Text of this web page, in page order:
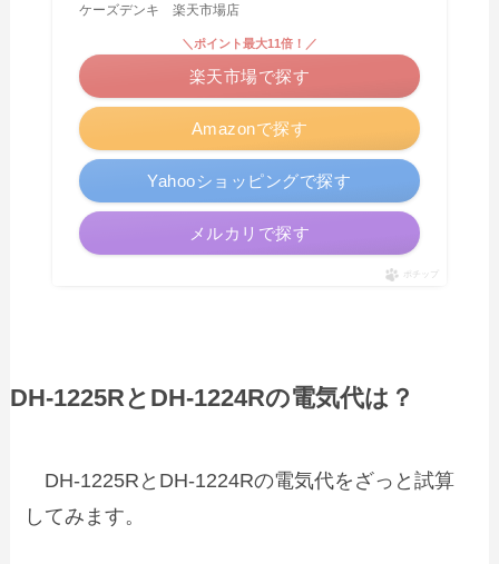
ケーズデンキ 楽天市場店
Amazonで探す
＼ポイント最大11倍！／
楽天市場で探す
Yahooショッピングで探す
メルカリで探す
ポチップ
DH‑1225RとDH‑1224Rの電気代は？
DH‑1225RとDH‑1224Rの電気代をざっと試算
してみます。